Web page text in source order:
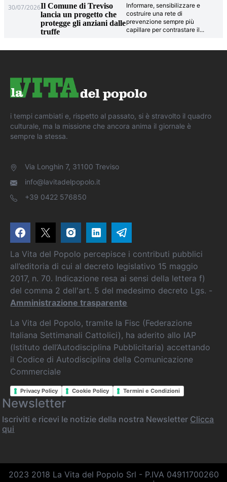
30/07/2026Il Comune di Treviso
lancia un progetto che
protegge gli anziani dalle
truffe
Informare, sensibilizzare e
costruire una rete di
prevenzione sempre più
capillare per contrastare il...
i tempi cambiati e, rispetto al passato, si è stravolto il quadro
culturale, ma la missione che ancora anima il giornale è
sempre la stessa.
Via Longhin 7, 31100 Treviso
info@lavitadelpopolo.it
+39 0422 576850
La Vita del Popolo percepisce i contributi pubblici
all’editoria di cui al decreto legislativo 15 maggio
2017, n. 70. Indicazione resa ai sensi della lettera f)
del comma 2 dell'art. 5 del medesimo decreto Lgs. -
Amministrazione trasparente
La Vita del Popolo, tramite la Fisc (Federazione
Italiana Settimanali Cattolici), ha aderito allo IAP
(Istituto dell’Autodisciplina Pubblicitaria) accettando
il Codice di Autodisciplina della Comunicazione
Commerciale
Privacy Policy Cookie Policy Termini e Condizioni
Newsletter
Iscriviti e ricevi le notizie della nostra Newsletter Clicca
qui
2023 2018 La Vita del Popolo Srl - P.IVA 04911700260